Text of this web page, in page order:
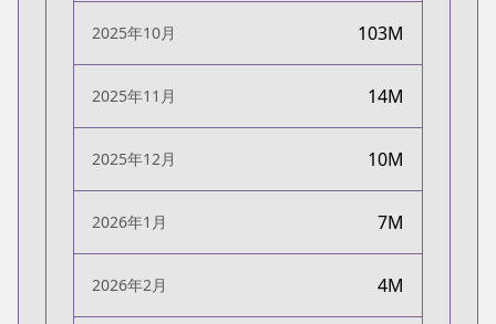
2025年10月 103M
2025年11月 14M
2025年12月 10M
2026年1月 7M
2026年2月 4M